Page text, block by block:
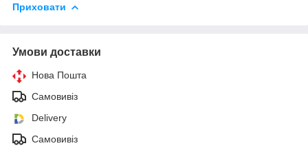
Приховати
Умови доставки
Нова Пошта
Самовивіз
Delivery
Самовивіз